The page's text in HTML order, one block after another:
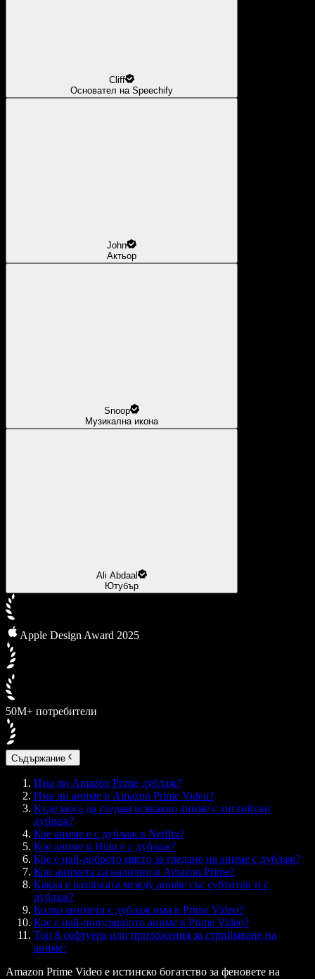
Cliff
Основател на Speechify
John
Актьор
Snoop
Музикална икона
Ali Abdaal
Ютубър
Apple Design Award 2025
50M+ потребители
Съдържание
Има ли Amazon Prime дублаж?
Има ли аниме в Amazon Prime Video?
Къде мога да гледам всякакво аниме с английски
дублаж?
Кое аниме е с дублаж в Netflix?
Кое аниме в Hulu е с дублаж?
Кое е най-доброто място за гледане на аниме с дублаж?
Кои анимета са налични в Amazon Prime?
Каква е разликата между аниме със субтитри и с
дублаж?
Колко анимета с дублаж има в Prime Video?
Кое е най-популярното аниме в Prime Video?
Топ 8 софтуера или приложения за стриймване на
аниме:
Amazon Prime Video е истинско богатство за феновете на